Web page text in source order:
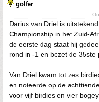
golfer
Darius van Driel is
Championship in het Zuid-
de eerste dag staat hij
rond in -1 en bezet de 35ste
Van Driel kwam tot zes
en noteerde op de
voor vijf birdies en vier